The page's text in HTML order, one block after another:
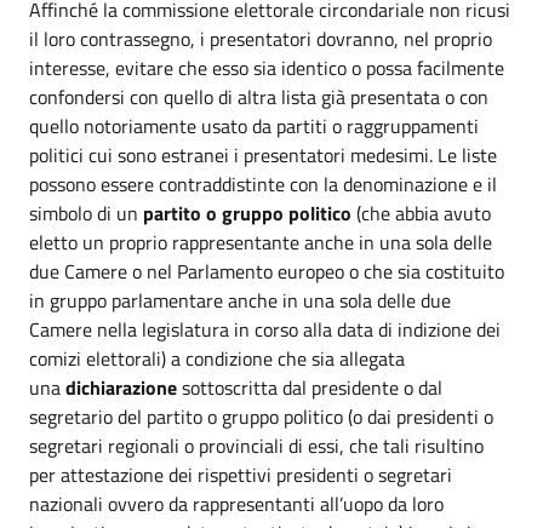
Affinché la commissione elettorale circondariale non ricusi
il loro contrassegno, i presentatori dovranno, nel proprio
interesse, evitare che esso sia identico o possa facilmente
confondersi con quello di altra lista già presentata o con
quello notoriamente usato da partiti o raggruppamenti
politici cui sono estranei i presentatori medesimi. Le liste
possono essere contraddistinte con la denominazione e il
simbolo di un partito o gruppo politico (che abbia avuto
eletto un proprio rappresentante anche in una sola delle
due Camere o nel Parlamento europeo o che sia costituito
in gruppo parlamentare anche in una sola delle due
Camere nella legislatura in corso alla data di indizione dei
comizi elettorali) a condizione che sia allegata
unadichiarazionesottoscritta dal presidente o dal
segretario del partito o gruppo politico (o dai presidenti o
segretari regionali o provinciali di essi, che tali risultino
per attestazione dei rispettivi presidenti o segretari
nazionali ovvero da rappresentanti all’uopo da loro